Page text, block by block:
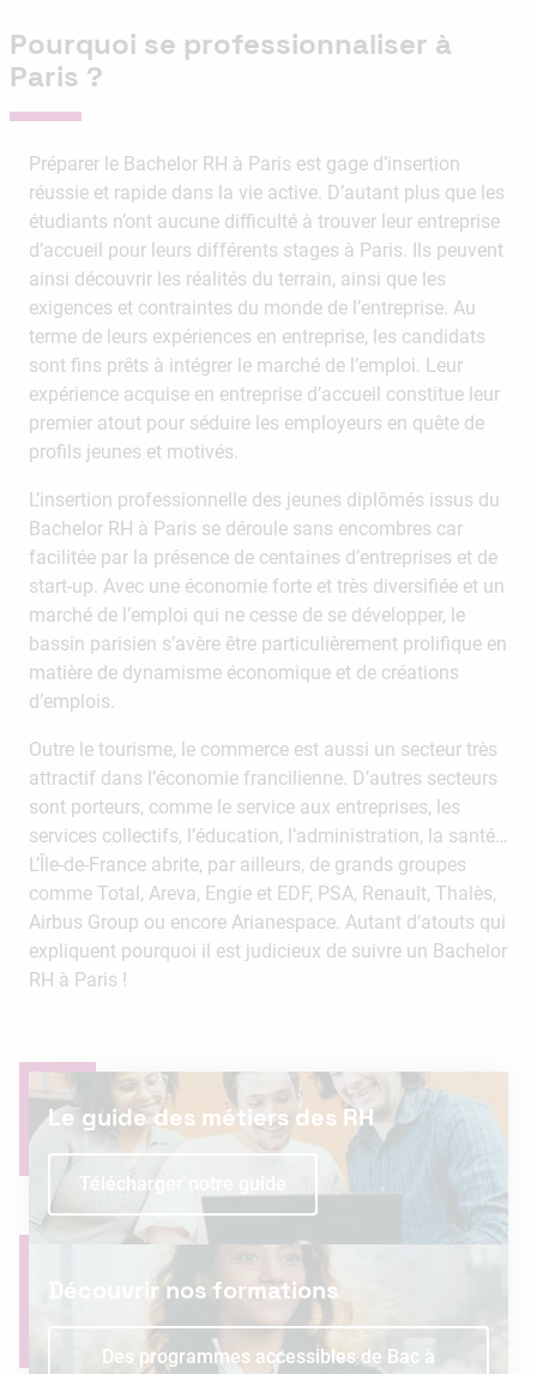
Pourquoi se professionnaliser à
Paris ?
Préparer le Bachelor RH à Paris est gage d’insertion
réussie et rapide dans la vie active. D’autant plus que les
étudiants n’ont aucune difficulté à trouver leur entreprise
d’accueil pour leurs différents stages à Paris. Ils peuvent
ainsi découvrir les réalités du terrain, ainsi que les
exigences et contraintes du monde de l’entreprise. Au
terme de leurs expériences en entreprise, les candidats
sont fins prêts à intégrer le marché de l’emploi. Leur
expérience acquise en entreprise d’accueil constitue leur
premier atout pour séduire les employeurs en quête de
profils jeunes et motivés.
L’insertion professionnelle des jeunes diplômés issus du
Bachelor RH à Paris se déroule sans encombres car
facilitée par la présence de centaines d’entreprises et de
start-up. Avec une économie forte et très diversifiée et un
marché de l’emploi qui ne cesse de se développer, le
bassin parisien s’avère être particulièrement prolifique en
matière de dynamisme économique et de créations
d’emplois.
Outre le tourisme, le commerce est aussi un secteur très
attractif dans l’économie francilienne. D’autres secteurs
sont porteurs, comme le service aux entreprises, les
services collectifs, l’éducation, l’administration, la santé…
L’Île-de-France abrite, par ailleurs, de grands groupes
comme Total, Areva, Engie et EDF, PSA, Renault, Thalès,
Airbus Group ou encore Arianespace. Autant d’atouts qui
expliquent pourquoi il est judicieux de suivre un Bachelor
RH à Paris !
Le guide des métiers des RH
Télécharger notre guide
Découvrir nos formations
Des programmes accessibles de Bac à